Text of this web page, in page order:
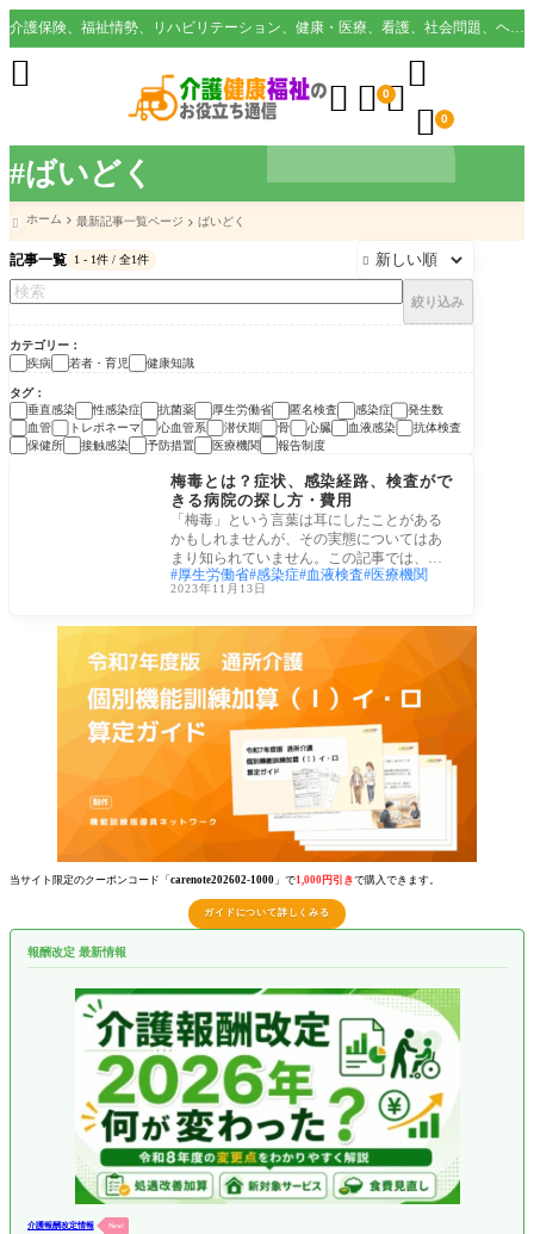
#ばいどく
介護保険、福祉情勢、リハビリテーション、健康・医療、看護、社会問題、ヘルスケア業界など様々な切り口から役立つ情報を配信。
  0

 0

 ホーム 最新記事一覧ページ ばいどく
記事一覧 1 - 1件 / 全1件 
絞り込み
カテゴリー
疾病
若者・育児 健康知識
タグ
垂直感染
性感染症 抗菌薬 厚生労働省 匿名検査 感染症
発生数
血管
トレポネーマ 心血管系 潜伏期 骨 心臓 血液感染
抗体検査
保健所
接触感染 予防措置 医療機関 報告制度
疾病
梅毒とは？症状、感染経路、検査がで
きる病院の探し方・費用
「梅毒」という言葉は耳にしたことがある
かもしれませんが、その実態についてはあ
まり知られていません。この記事では、梅
毒の基
厚生労働省 感染症 血液検査 医療機関
2023年11月13日
当サイト限定のクーポンコード「 carenote202602-1000 」で1,000円引きで購入できます。
ガイドについて詳しくみる
報酬改定 最新情報
介護報酬改定情報 New!